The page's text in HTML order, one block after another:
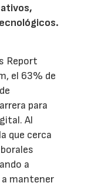
Report
el 63% de
para
Al
que cerca
a
mantener